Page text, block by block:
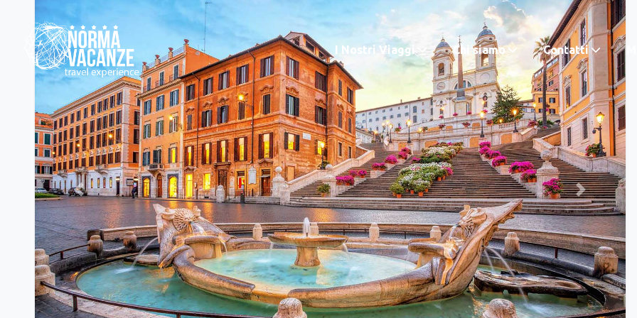
I Nostri Viaggi Chi siamo Contatti
Previous Next